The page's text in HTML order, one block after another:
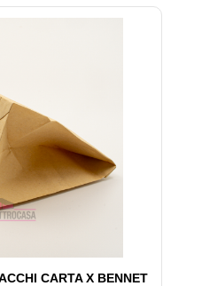
CARTA X BENNET